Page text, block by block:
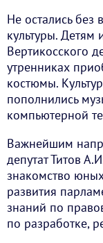
Не остались
культуры. Детям
Вертикосского
утренниках
костюмы.
пополнились
компьютерной
Важнейшим
депутат Титов
знакомство
развития
знаний по
по разработке,